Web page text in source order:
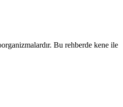
Bu rehberde kene ile